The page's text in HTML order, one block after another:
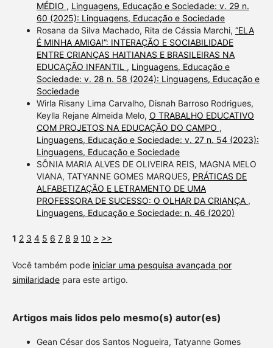
MÉDIO , Linguagens, Educação e Sociedade: v. 29 n.
60 (2025): Linguagens, Educação e Sociedade
Rosana da Silva Machado, Rita de Cássia Marchi, “ELA
É MINHA AMIGA!”: INTERAÇÃO E SOCIABILIDADE
ENTRE CRIANÇAS HAITIANAS E BRASILEIRAS NA
EDUCAÇÃO INFANTIL , Linguagens, Educação e
Sociedade: v. 28 n. 58 (2024): Linguagens, Educação e
Sociedade
Wirla Risany Lima Carvalho, Disnah Barroso Rodrigues,
Keylla Rejane Almeida Melo, O TRABALHO EDUCATIVO
COM PROJETOS NA EDUCAÇÃO DO CAMPO ,
Linguagens, Educação e Sociedade: v. 27 n. 54 (2023):
Linguagens, Educação e Sociedade
SÔNIA MARIA ALVES DE OLIVEIRA REIS, MAGNA MELO
VIANA, TATYANNE GOMES MARQUES, PRÁTICAS DE
ALFABETIZAÇÃO E LETRAMENTO DE UMA
PROFESSORA DE SUCESSO: O OLHAR DA CRIANÇA ,
Linguagens, Educação e Sociedade: n. 46 (2020)
1 2 3 4 5 6 7 8 9 10 > >>
Você também pode iniciar uma pesquisa avançada por
similaridadepara este artigo.
Artigos mais lidos pelo mesmo(s) autor(es)
Gean César dos Santos Nogueira, Tatyanne Gomes